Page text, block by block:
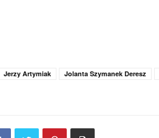
Jerzy Artymiak Jolanta Szymanek Deresz